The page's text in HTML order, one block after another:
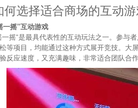
何选择适合商场的互动游
一摇”互动游戏
一摇”是最具代表性的互动玩法之一。参与
等项目，均能通过这种方式展开竞技。大
反应速度，又充满趣味，非常适合团队合